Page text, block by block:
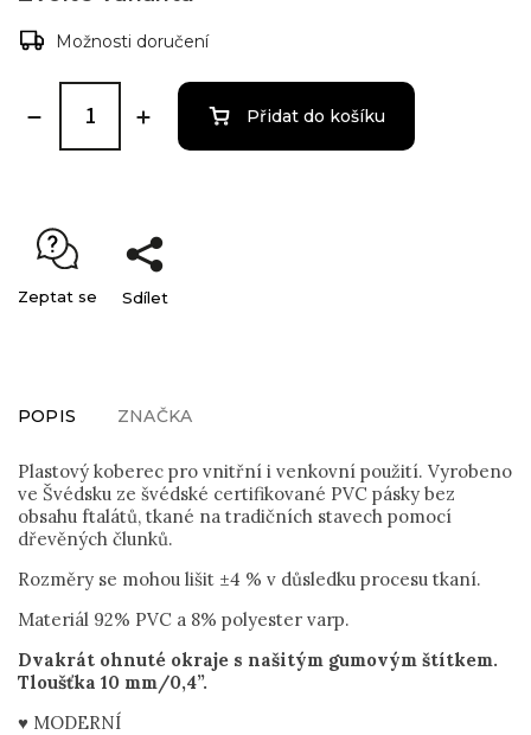
Možnosti doručení
Přidat do košíku
Zeptat se Sdílet
POPIS ZNAČKA
Plastový koberec pro vnitřní i venkovní použití. Vyrobeno
ve Švédsku ze švédské certifikované PVC pásky bez
obsahu ftalátů, tkané na tradičních stavech pomocí
dřevěných člunků.
Rozměry se mohou lišit ±4 % v důsledku procesu tkaní.
Materiál 92% PVC a 8% polyester varp.
Dvakrát ohnuté okraje s našitým gumovým štítkem.
Tloušťka 10 mm/0,4”.
♥ MODERNÍ